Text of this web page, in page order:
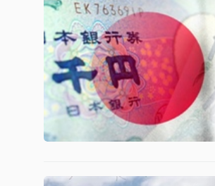
XUẤT
LIỆU